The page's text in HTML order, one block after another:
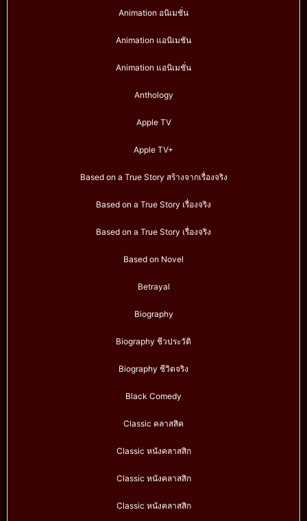
Animation อนิเมชั่น
Animation แอนิเมชัน
Animation แอนิเมชั่น
Anthology
Apple TV
Apple TV+
Based on a True Story สร้างจากเรื่องจริง
Based on a True Story เรื่องจริง
Based on a True Story เรื่องจริง
Based on Novel
Betrayal
Biography
Biography ชีวประวัติ
Biography ชีวิตจริง
Black Comedy
Classic คลาสสิค
Classic หนังคลาสสิก
Classic หนังคลาสสิก
Classic หนังคลาสสิก